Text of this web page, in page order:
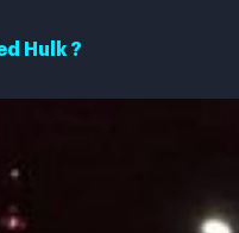
Hulk ?